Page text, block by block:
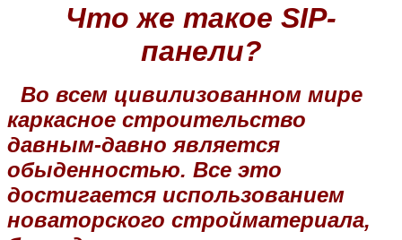
Что же такое SIP-
панели?
Во всем цивилизованном мире
каркасное строительство
давным-давно является
обыденностью. Все это
достигается использованием
новаторского стройматериала,